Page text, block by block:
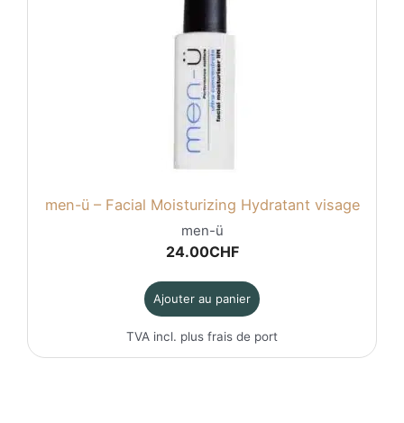
men-ü – Facial Moisturizing Hydratant visage
men-ü
24.00CHF
Ajouter au panier
TVA incl. plus frais de port